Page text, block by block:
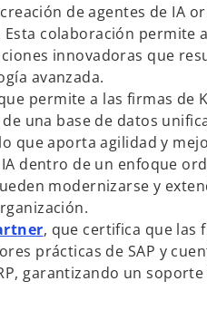
s
de agentes de IA
colaboración permite
innovadoras que
avanzada.
permite a las firmas de
una base de datos
que aporta agilidad y
dentro de un enfoque
modernizarse y
s
e
a
, que certifica que las
prácticas de SAP y
garantizando un